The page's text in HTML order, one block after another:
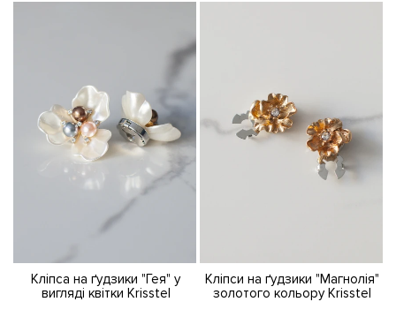
Кліпса на ґудзики "Гея" у
вигляді квітки Krisstel
Кліпси на ґудзики "Магнолія"
золотого кольору Krisstel